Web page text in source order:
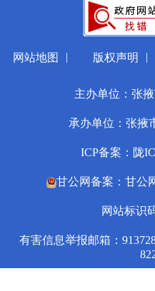
网站地图 | 版权声明 |
主办单位：张
承办单位：张掖
ICP备案：陇
甘公网备案：甘公
网站标识
有害信息举报邮箱：